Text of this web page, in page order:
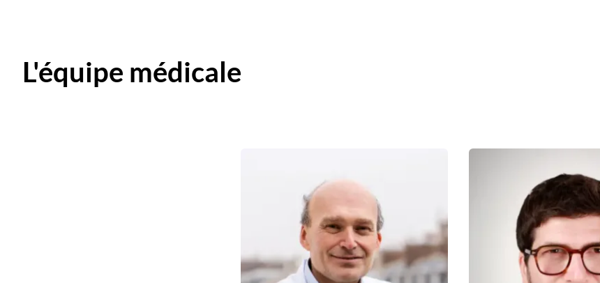
L'équipe médicale